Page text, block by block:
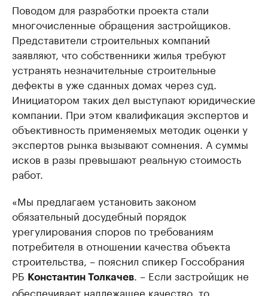
Поводом для разработки проекта стали
многочисленные обращения застройщиков.
Представители строительных компаний
заявляют, что собственники жилья требуют
устранять незначительные строительные
дефекты в уже сданных домах через суд.
Инициатором таких дел выступают юридические
компании. При этом квалификация экспертов и
объективность применяемых методик оценки у
экспертов рынка вызывают сомнения. А суммы
исков в разы превышают реальную стоимость
работ.
«Мы предлагаем установить законом
обязательный досудебный порядок
урегулирования споров по требованиям
потребителя в отношении качества объекта
строительства, – пояснил спикер Госсобрания
РБ Константин Толкачев . – Если застройщик не
обеспечивает надлежащее качество, то